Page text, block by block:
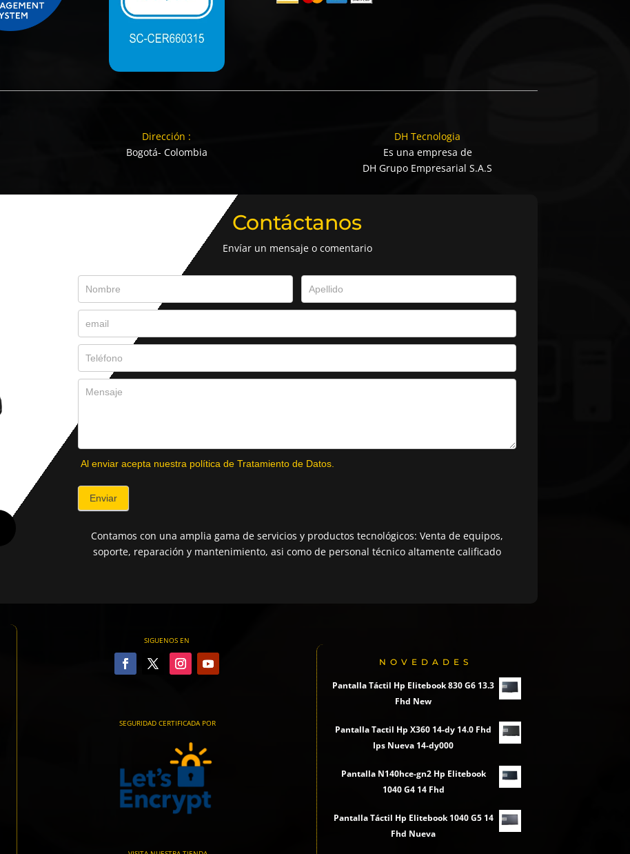
Dirección :
Bogotá- Colombia
DH Tecnologia
Es una empresa de
DH Grupo Empresarial S.A.S
Contáctanos
Envíar un mensaje o comentario
Al enviar acepta nuestra política de Tratamiento de Datos.
Enviar
Contamos con una amplia gama de servicios y productos tecnológicos: Venta de equipos,
soporte, reparación y mantenimiento, asi como de personal técnico altamente calificado
SIGUENOS EN
SEGURIDAD CERTIFICADA POR
NOVEDADES
Pantalla Táctil Hp Elitebook 830 G6 13.3
Fhd New
Pantalla Tactil Hp X360 14-dy 14.0 Fhd
Ips Nueva 14-dy000
Pantalla N140hce-gn2 Hp Elitebook
1040 G4 14 Fhd
Pantalla Táctil Hp Elitebook 1040 G5 14
Fhd Nueva